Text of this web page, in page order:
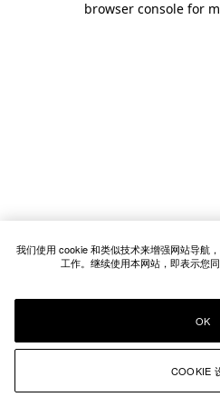
browser console for
我们使用 cookie 和类似技术来增强网站导航
工作。继续使用本网站，即表示您
COOKIE
OK